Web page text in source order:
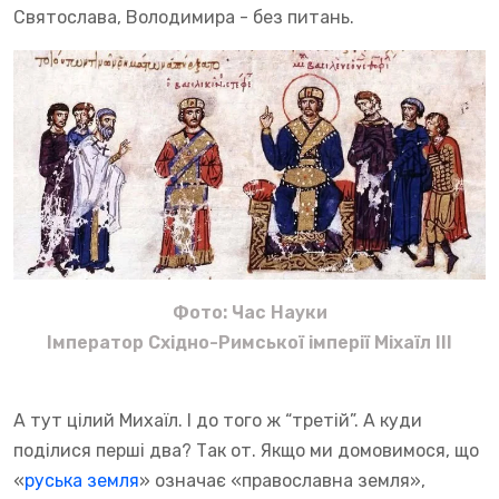
Святослава, Володимира - без питань.
Фото: Час Науки
Імператор Східно-Римської імперії Міхаїл ІІІ
А тут цілий Михаїл. І до того ж “третій”. А куди
поділися перші два? Так от. Якщо ми домовимося, що
«руська земля» означає «православна земля»,